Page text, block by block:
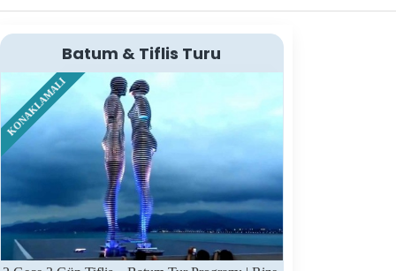
Batum & Tiflis Turu
KONAKLAMALI